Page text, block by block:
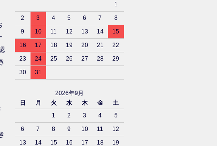
1
2
3 4 5 6 7
8
9
10 11 12 13 14
15
16
17 18 19 20 21
22
23
24 25 26 27 28
29
30
31
2026年9月
日
月 火 水 木 金
土
1
2 3 4
5
6
7 8 9 10 11
12
13
14 15 16 17 18
19